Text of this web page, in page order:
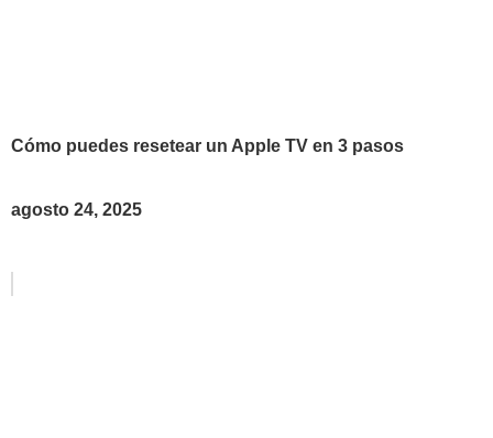
Cómo puedes resetear un Apple TV en 3 pasos
agosto 24, 2025